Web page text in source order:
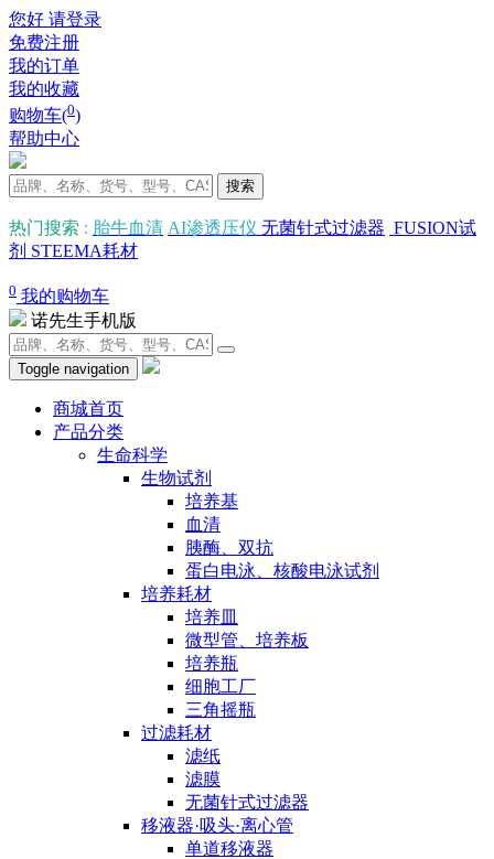
您好 请登录
免费注册
我的订单
我的收藏
购物车(0)
帮助中心
搜索
热门搜索 : 胎牛血清 AI渗透压仪 无菌针式过滤器 FUSION试
剂 STEEMA耗材
0 我的购物车
诺先生手机版
Toggle navigation
商城首页
产品分类
生命科学
生物试剂
培养基
血清
胰酶、双抗
蛋白电泳、核酸电泳试剂
培养耗材
培养皿
微型管、培养板
培养瓶
细胞工厂
三角摇瓶
过滤耗材
滤纸
滤膜
无菌针式过滤器
移液器·吸头·离心管
单道移液器